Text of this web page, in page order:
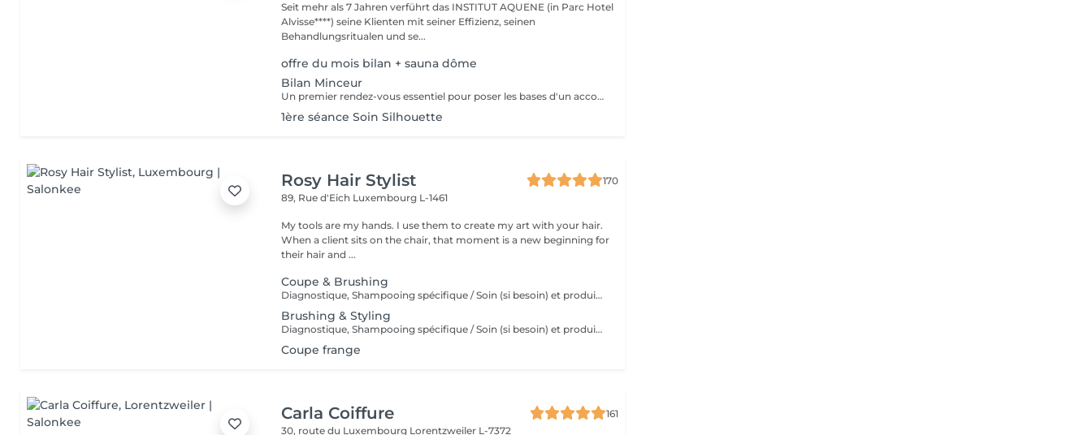
Seit mehr als 7 Jahren verführt das INSTITUT AQUENE (in Parc Hotel
Alvisse****) seine Klienten mit seiner Effizienz, seinen
Behandlungsritualen und se...
offre du mois bilan + sauna dôme
Bilan Minceur
Un premier rendez-vous essentiel pour poser les bases d'un accompagnement efficace et personnalisé. Lors de ce bilan, nous analysons votre morphologie, vos habitudes, votre hygiène de vie et vos objectifs. Cela nous permet de comprendre les causes profondes de vos difficultés et de définir ensemble un programme adapté : soins, fréquence, conseils, cosmétique, hygiène de vie. Objectif : construire un plan minceur global, réaliste et efficace, en lien avec votre corps et vos besoins.
1ère séance Soin Silhouette
Rosy Hair Stylist
170
89, Rue d'Eich Luxembourg L-1461
My tools are my hands. I use them to create my art with your hair.
When a client sits on the chair, that moment is a new beginning for
their hair and ...
Coupe & Brushing
Diagnostique, Shampooing spécifique / Soin (si besoin) et produits de coiffage inclus.
Brushing & Styling
Diagnostique, Shampooing spécifique / Soin (si besoin) et produits de coiffage inclus.
Coupe frange
Carla Coiffure
161
30, route du Luxembourg Lorentzweiler L-7372